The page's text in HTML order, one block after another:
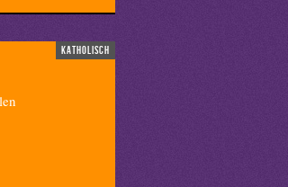
katholisch